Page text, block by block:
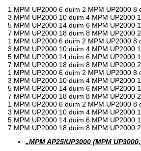
1 MPM UP2000 6 duim 2 MPM UP2000 8
3 MPM UP2000 10 duim 4 MPM UP2000
5 MPM UP2000 14 duim 6 MPM UP2000
7 MPM UP2000 18 duim 8 MPM UP2000
1 MPM UP2000 6 duim 2 MPM UP2000 8
3 MPM UP2000 10 duim 4 MPM UP2000
5 MPM UP2000 14 duim 6 MPM UP2000
7 MPM UP2000 18 duim 8 MPM UP2000
1 MPM UP2000 6 duim 2 MPM UP2000 8
3 MPM UP2000 10 duim 4 MPM UP2000
5 MPM UP2000 14 duim 6 MPM UP2000
7 MPM UP2000 18 duim 8 MPM UP2000
1 MPM UP2000 6 duim 2 MPM UP2000 8
3 MPM UP2000 10 duim 4 MPM UP2000
5 MPM UP2000 14 duim 6 MPM UP2000
7 MPM UP2000 18 duim 8 MPM UP2000
„MPM AP25/UP3000 (MPM